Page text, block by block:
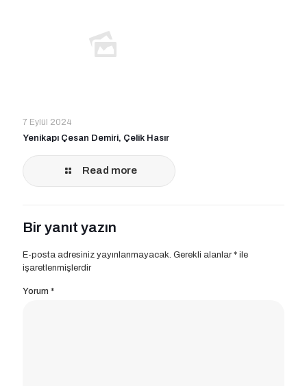
7 Eylül 2024
Yenikapı Çesan Demiri, Çelik Hasır
Read more
Bir yanıt yazın
E-posta adresiniz yayınlanmayacak. Gerekli alanlar * ile
işaretlenmişlerdir
Yorum *